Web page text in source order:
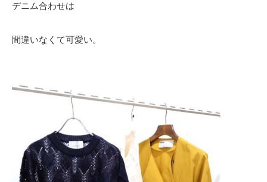
デニム合わせは
間違いなくて可愛い。